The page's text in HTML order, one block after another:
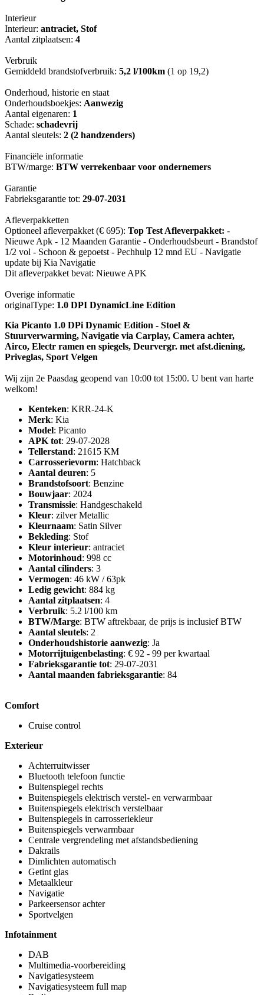
Interieur
Interieur: antraciet, Stof
Aantal zitplaatsen: 4
Verbruik
Gemiddeld brandstofverbruik: 5,2 l/100km (1 op 19,2)
Onderhoud, historie en staat
Onderhoudsboekjes: Aanwezig
Aantal eigenaren: 1
Schade: schadevrij
Aantal sleutels: 2 (2 handzenders)
Financiële informatie
BTW/marge: BTW verrekenbaar voor ondernemers
Garantie
Fabrieksgarantie tot: 29-07-2031
Afleverpakketten
Optioneel afleverpakket (€ 695): Top Test Afleverpakket: -
Nieuwe Apk - 12 Maanden Garantie - Onderhoudsbeurt - Brandstof
1/2 vol - Schoon & gepoetst - Pechhulp 12 mnd EU - Navigatie
update bij Kia Navigatie
Dit afleverpakket bevat: Nieuwe APK
Overige informatie
originalType: 1.0 DPI DynamicLine Edition
Kia Picanto 1.0 DPi Dynamic Edition - Stoel &
Stuurverwarming, Navigatie via Carplay, Camera achter,
Airco, Electr ramen en spiegels, Deurvergr. met afst.diening,
Priveglas, Sport Velgen
Wij zijn 2e Paasdag geopend van 10:00 tot 15:00. U bent van harte
welkom!
Kenteken: KRR-24-K
Merk: Kia
Model: Picanto
APK tot: 29-07-2028
Tellerstand: 21615 KM
Carrosserievorm: Hatchback
Aantal deuren: 5
Brandstofsoort: Benzine
Bouwjaar: 2024
Transmissie: Handgeschakeld
Kleur: zilver Metallic
Kleurnaam: Satin Silver
Bekleding: Stof
Kleur interieur: antraciet
Motorinhoud: 998 cc
Aantal cilinders: 3
Vermogen: 46 kW / 63pk
Ledig gewicht: 884 kg
Aantal zitplaatsen: 4
Verbruik: 5.2 l/100 km
BTW/Marge: BTW aftrekbaar, de prijs is inclusief BTW
Aantal sleutels: 2
Onderhoudshistorie aanwezig: Ja
Motorrijtuigenbelasting: € 92 - 99 per kwartaal
Fabrieksgarantie tot: 29-07-2031
Aantal maanden fabrieksgarantie: 84
Comfort
Cruise control
Exterieur
Achterruitwisser
Bluetooth telefoon functie
Buitenspiegel rechts
Buitenspiegels elektrisch verstel- en verwarmbaar
Buitenspiegels elektrisch verstelbaar
Buitenspiegels in carrosseriekleur
Buitenspiegels verwarmbaar
Centrale vergrendeling met afstandsbediening
Dakrails
Dimlichten automatisch
Getint glas
Metaalkleur
Navigatie
Parkeersensor achter
Sportvelgen
Infotainment
DAB
Multimedia-voorbereiding
Navigatiesysteem
Navigatiesysteem full map